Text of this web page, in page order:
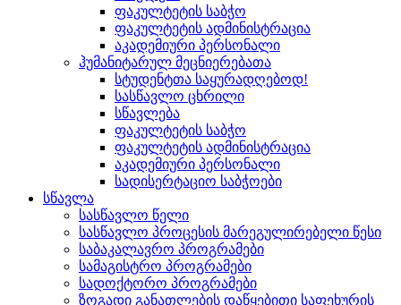
ფაკულტეტის საბჭო
ფაკულტეტის ადმინისტრაცია
აკადემიური პერსონალი
ჰუმანიტარულ მეცნიერებათა
სტუდენტთა საყურადღებოდ!
სასწავლო ცხრილი
სწავლება
ფაკულტეტის საბჭო
ფაკულტეტის ადმინისტრაცია
აკადემიური პერსონალი
სადისერტაციო საბჭოები
სწავლა
სასწავლო წელი
სასწავლო პროცესის მარეგულირებელი წესი
საბაკალავრო პროგრამები
სამაგისტრო პროგრამები
სადოქტორო პროგრამები
ზოგადი განათლების დაწყებითი საფეხურის